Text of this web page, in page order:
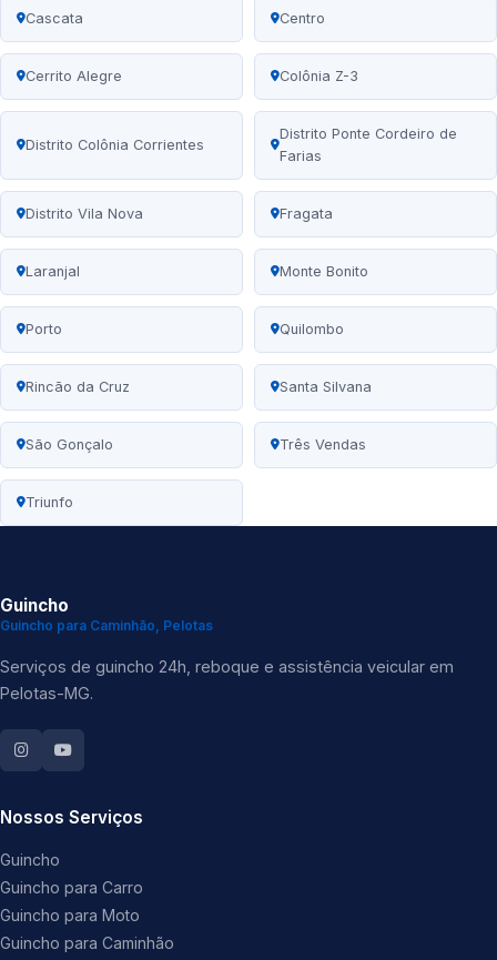
Cascata Centro
Cerrito Alegre Colônia Z-3
Distrito Colônia Corrientes
Distrito Ponte Cordeiro de
Farias
Distrito Vila Nova Fragata
Laranjal Monte Bonito
Porto Quilombo
Rincão da Cruz Santa Silvana
São Gonçalo Três Vendas
Triunfo
Guincho
Guincho para Caminhão, Pelotas
Serviços de guincho 24h, reboque e assistência veicular em
Pelotas-MG.
Nossos Serviços
Guincho
Guincho para Carro
Guincho para Moto
Guincho para Caminhão